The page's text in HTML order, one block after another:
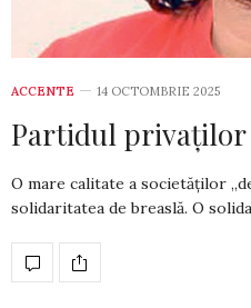
ACCENTE 14 OCTOMBRIE 2025
Partidul privaților
O mare calitate a societăților
solidaritatea de breaslă. O